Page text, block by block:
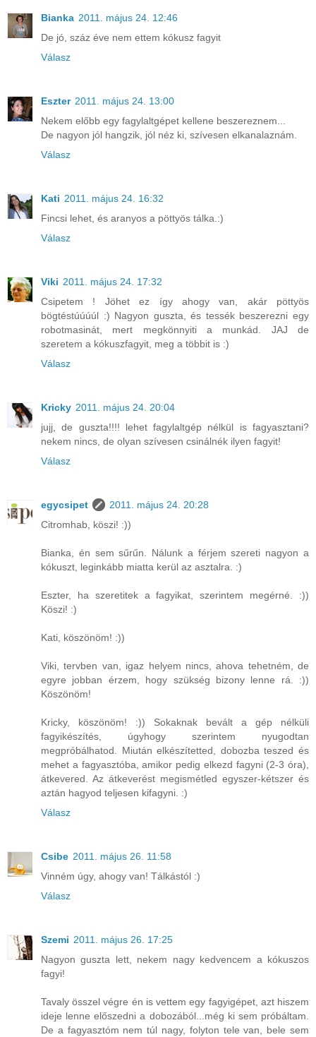
Bianka 2011. május 24. 12:46
De jó, száz éve nem ettem kókusz fagyit
Válasz
Eszter 2011. május 24. 13:00
Nekem előbb egy fagylaltgépet kellene beszereznem...
De nagyon jól hangzik, jól néz ki, szívesen elkanalaznám.
Válasz
Kati 2011. május 24. 16:32
Fincsi lehet, és aranyos a pöttyös tálka.:)
Válasz
Viki 2011. május 24. 17:32
Csipetem ! Jöhet ez így ahogy van, akár pöttyös
bögtéstúúúúl :) Nagyon guszta, és tessék beszerezni egy
robotmasinát, mert megkönnyiti a munkád. JAJ de
szeretem a kókuszfagyit, meg a többit is :)
Válasz
Kricky 2011. május 24. 20:04
jujj, de guszta!!!! lehet fagylaltgép nélkül is fagyasztani?
nekem nincs, de olyan szívesen csinálnék ilyen fagyit!
Válasz
egycsipet
2011. május 24. 20:28
Citromhab, köszi! :))
Bianka, én sem sűrűn. Nálunk a férjem szereti nagyon a
kókuszt, leginkább miatta kerül az asztalra. :)
Eszter, ha szeretitek a fagyikat, szerintem megérné. :))
Köszi! :)
Kati, köszönöm! :))
Viki, tervben van, igaz helyem nincs, ahova tehetném, de
egyre jobban érzem, hogy szükség bizony lenne rá. :))
Köszönöm!
Kricky, köszönöm! :)) Sokaknak bevált a gép nélküli
fagyikészítés, úgyhogy szerintem nyugodtan
megpróbálhatod. Miután elkészítetted, dobozba teszed és
mehet a fagyasztóba, amikor pedig elkezd fagyni (2-3 óra),
átkevered. Az átkeverést megismétled egyszer-kétszer és
aztán hagyod teljesen kifagyni. :)
Válasz
Csibe 2011. május 26. 11:58
Vinném úgy, ahogy van! Tálkástól :)
Válasz
Szemi 2011. május 26. 17:25
Nagyon guszta lett, nekem nagy kedvencem a kókuszos
fagyi!
Tavaly összel végre én is vettem egy fagyigépet, azt hiszem
ideje lenne előszedni a dobozából...még ki sem próbáltam.
De a fagyasztóm nem túl nagy, folyton tele van, bele sem